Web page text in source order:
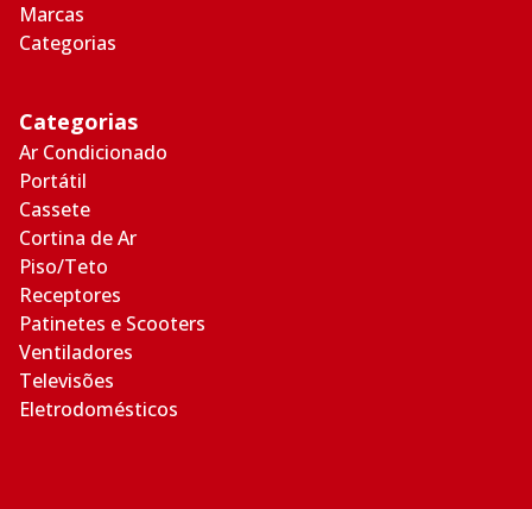
Marcas
Categorias
Categorias
Ar Condicionado
Portátil
Cassete
Cortina de Ar
Piso/Teto
Receptores
Patinetes e Scooters
Ventiladores
Televisões
Eletrodomésticos